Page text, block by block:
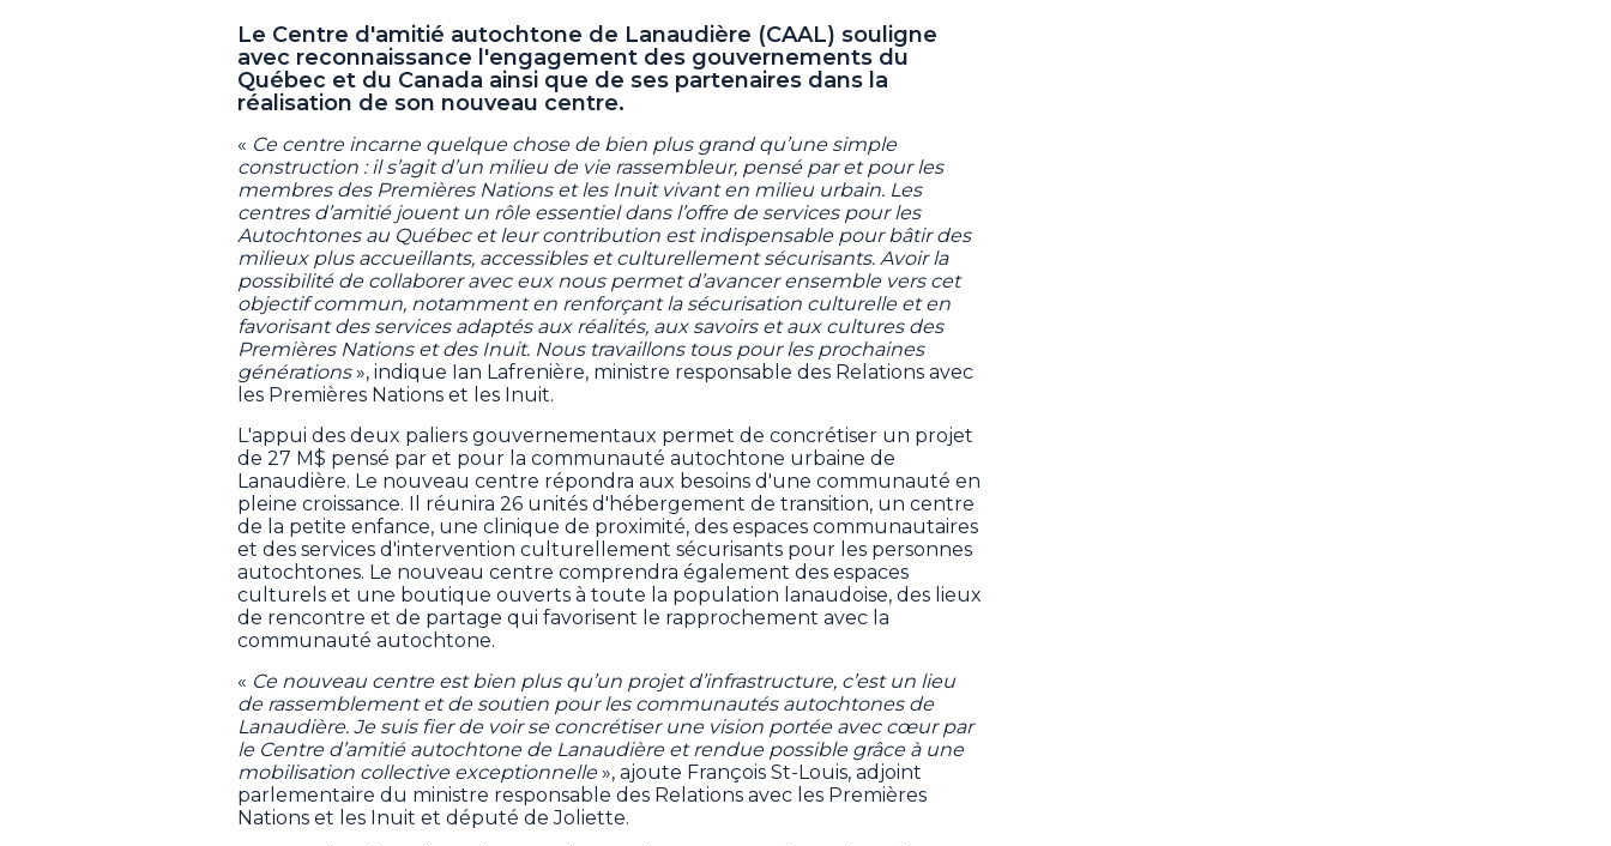
Le Centre d'amitié autochtone de Lanaudière (CAAL) souligne
avec reconnaissance l'engagement des gouvernements du
Québec et du Canada ainsi que de ses partenaires dans la
réalisation de son nouveau centre.
« Ce centre incarne quelque chose de bien plus grand qu’une simple
construction : il s’agit d’un milieu de vie rassembleur, pensé par et pour les
membres des Premières Nations et les Inuit vivant en milieu urbain. Les
centres d’amitié jouent un rôle essentiel dans l’offre de services pour les
Autochtones au Québec et leur contribution est indispensable pour bâtir des
milieux plus accueillants, accessibles et culturellement sécurisants. Avoir la
possibilité de collaborer avec eux nous permet d’avancer ensemble vers cet
objectif commun, notamment en renforçant la sécurisation culturelle et en
favorisant des services adaptés aux réalités, aux savoirs et aux cultures des
Premières Nations et des Inuit. Nous travaillons tous pour les prochaines
générations», indique Ian Lafrenière, ministre responsable des Relations avec
les Premières Nations et les Inuit.
L'appui des deux paliers gouvernementaux permet de concrétiser un projet
de 27 M$ pensé par et pour la communauté autochtone urbaine de
Lanaudière. Le nouveau centre répondra aux besoins d'une communauté en
pleine croissance. Il réunira 26 unités d'hébergement de transition, un centre
de la petite enfance, une clinique de proximité, des espaces communautaires
et des services d'intervention culturellement sécurisants pour les personnes
autochtones. Le nouveau centre comprendra également des espaces
culturels et une boutique ouverts à toute la population lanaudoise, des lieux
de rencontre et de partage qui favorisent le rapprochement avec la
communauté autochtone.
« Ce nouveau centre est bien plus qu’un projet d’infrastructure, c’est un lieu
de rassemblement et de soutien pour les communautés autochtones de
Lanaudière. Je suis fier de voir se concrétiser une vision portée avec cœur par
le Centre d’amitié autochtone de Lanaudière et rendue possible grâce à une
mobilisation collective exceptionnelle», ajoute François St-Louis, adjoint
parlementaire du ministre responsable des Relations avec les Premières
Nations et les Inuit et député de Joliette.